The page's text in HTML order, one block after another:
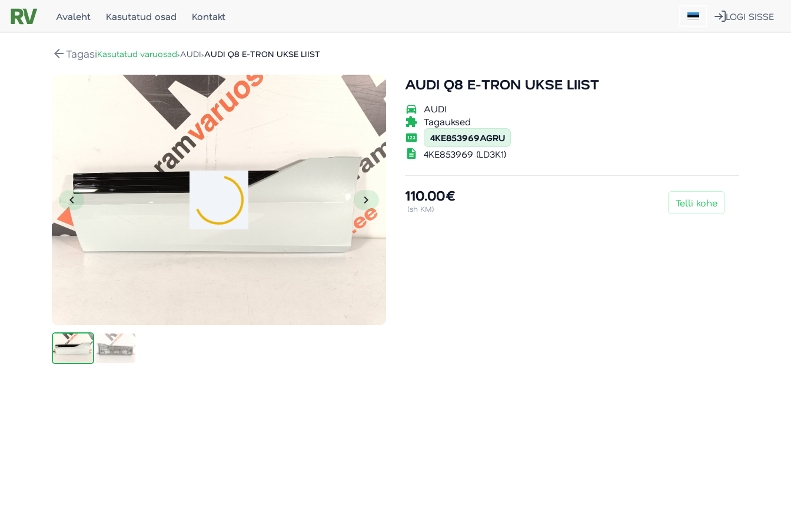
Avaleht Kasutatud osad Kontakt LOGI SISSE
arrow_backTagasiKasutatud varuosad›AUDI›AUDI Q8 E-TRON UKSE LIIST
chevron_left chevron_right
AUDI Q8 E-TRON UKSE LIIST
directions_car AUDI
extension Tagauksed
pin 4KE853969AGRU
description 4KE853969 (LD3K1)
110.00€
(sh KM) Telli kohe